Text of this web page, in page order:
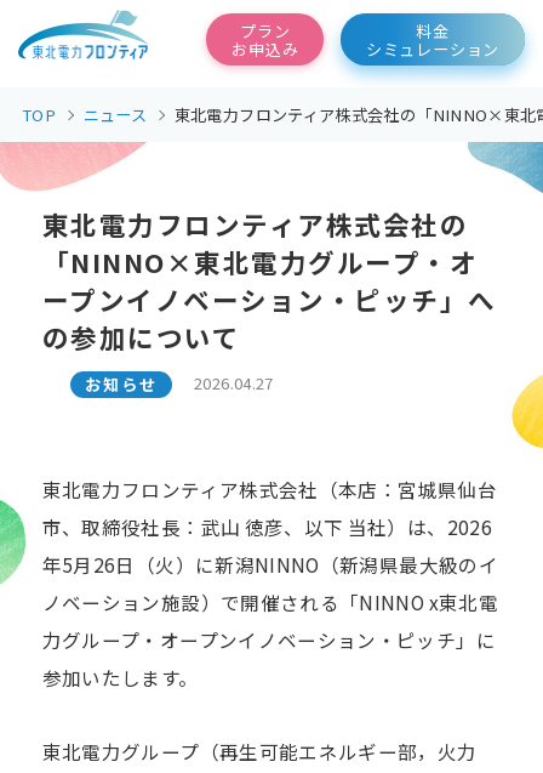
東北電力フロンティア
プラン
お申込み
料金
シミュレーション
TOP ニュース 東北電力フロンティア株式会社の「NINNO×東北
東北電力フロンティア株式会社の
「NINNO×東北電力グループ・オ
ープンイノベーション・ピッチ」へ
の参加について
お知らせ 2026.04.27
東北電力フロンティア株式会社（本店：宮城県仙台
市、取締役社長：武山 徳彦、以下 当社）は、2026
年5月26日（火）に新潟NINNO（新潟県最大級のイ
ノベーション施設）で開催される「NINNO x東北電
力グループ・オープンイノベーション・ピッチ」に
参加いたします。
東北電力グループ（再生可能エネルギー部，火力